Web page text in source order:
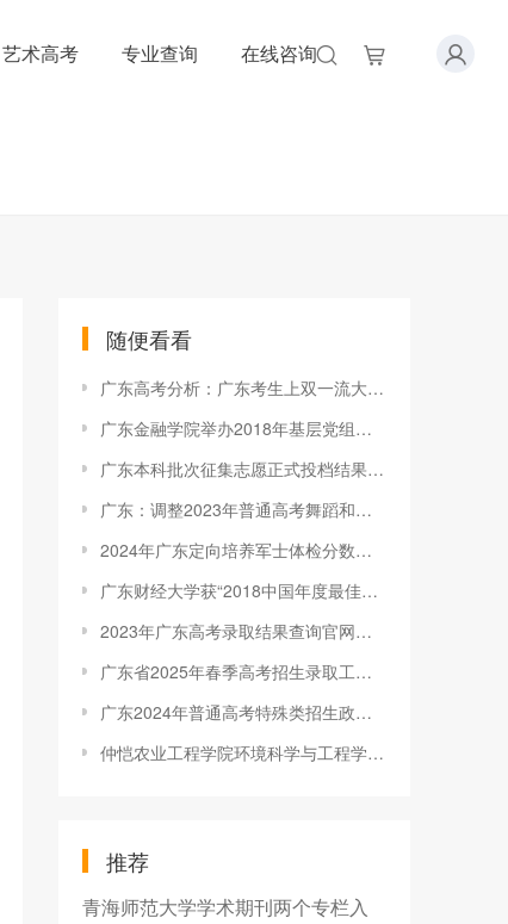
艺术高考 专业查询 在线咨询
随便看看
广东高考分析：广东考生上双一流大学难吗？
广东金融学院举办2018年基层党组织书记暨第二期党员发展对象培训
广东本科批次征集志愿正式投档结果查询
广东：调整2023年普通高考舞蹈和音乐术科统考时间
2024年广东定向培养军士体检分数线公布
广东财经大学获“2018中国年度最佳高校就业最佳生源奖”
2023年广东高考录取结果查询官网入口：https://eea.gd.gov.cn/
广东省2025年春季高考招生录取工作日程表
广东2024年普通高考特殊类招生政策有变化
仲恺农业工程学院环境科学与工程学院新生辩论赛决赛拉开帷幕
推荐
青海师范大学学术期刊两个专栏入